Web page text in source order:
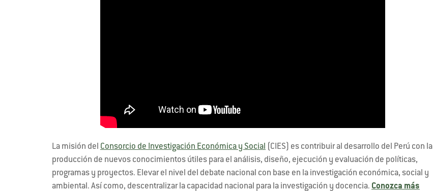
La misión del Consorcio de Investigación Económica y Social
(CIES) es contribuir al desarrollo del Perú con la
producción de nuevos conocimientos útiles para el análisis, diseño, ejecución y evaluación de políticas,
programas y proyectos. Elevar el nivel del debate nacional con base en la investigación económica, social y
ambiental. Así como, descentralizar la capacidad nacional para la investigación y docencia. Conozca más